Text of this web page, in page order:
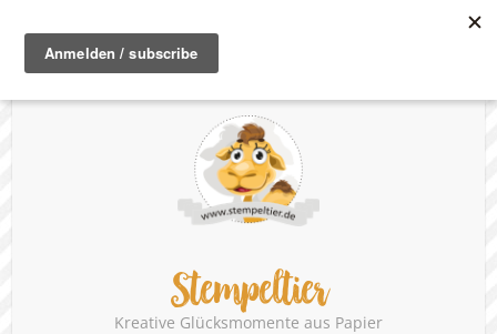
unabhängige Stampin‘ Up!
Stempeltier
Kreative Glücksmomente aus Papier